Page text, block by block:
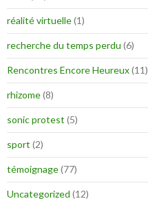
réalité virtuelle(1)
recherche du temps perdu (6)
Rencontres Encore Heureux(11)
rhizome(8)
sonic protest (5)
sport (2)
témoignage(77)
Uncategorized (12)